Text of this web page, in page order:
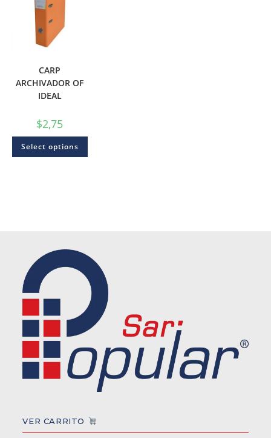
CARP
ARCHIVADOR OF
IDEAL
$2,75
Select options
VER CARRITO